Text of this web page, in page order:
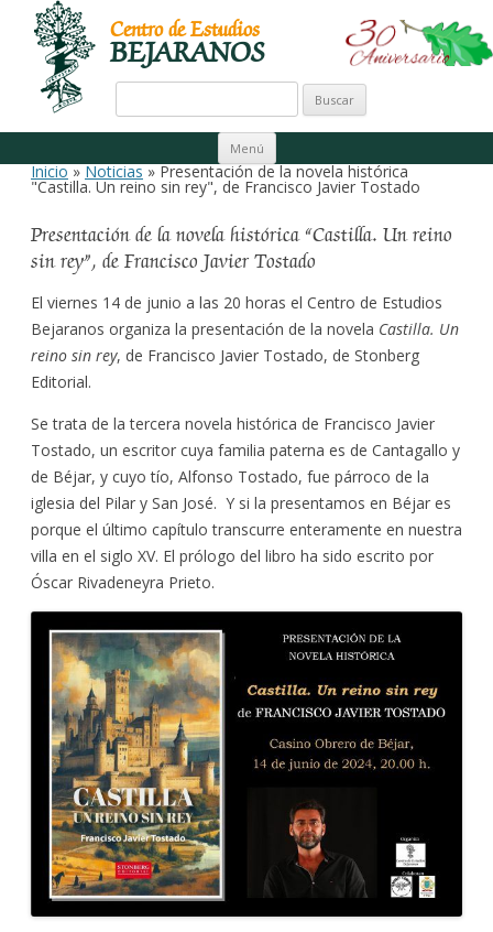
Centro de Estudios
BEJARANOS
Buscar:
Menú
Ir al contenido
Inicio»Noticias» Presentación de la novela histórica
"Castilla. Un reino sin rey", de Francisco Javier Tostado
Presentación de la novela histórica “Castilla. Un reino
sin rey”, de Francisco Javier Tostado
El viernes 14 de junio a las 20 horas el Centro de Estudios
Bejaranos organiza la presentación de la novela Castilla. Un
reino sin rey, de Francisco Javier Tostado, de Stonberg
Editorial.
Se trata de la tercera novela histórica de Francisco Javier
Tostado, un escritor cuya familia paterna es de Cantagallo y
de Béjar, y cuyo tío, Alfonso Tostado, fue párroco de la
iglesia del Pilar y San José. Y si la presentamos en Béjar es
porque el último capítulo transcurre enteramente en nuestra
villa en el siglo XV. El prólogo del libro ha sido escrito por
Óscar Rivadeneyra Prieto.